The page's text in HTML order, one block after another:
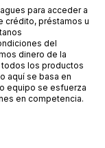
para acceder a
crédito, préstamos u
del
dinero de la
los productos
aquí se basa en
equipo se esfuerza
en competencia.